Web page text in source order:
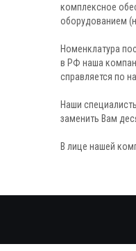
комплексное
оборудованием
Номенклатура
в РФ наша
справляется по
Наши
заменить Вам
В лице нашей